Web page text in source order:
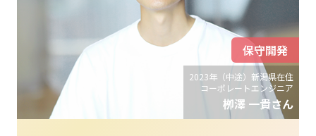
2023年（中途）新潟県在住
コーポレートエンジニア
栁澤 一貴さん
保守開発